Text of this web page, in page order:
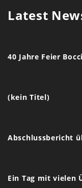
Latest
40 Jahre Feier
(kein Titel)
Abschlussbericht
Ein Tag mit vielen